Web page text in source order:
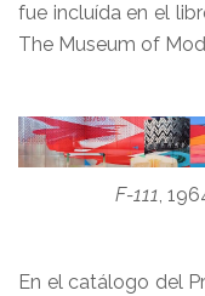
fue incluída en el
The Museum of
F-111,
En el catálogo del